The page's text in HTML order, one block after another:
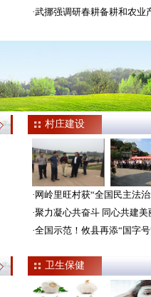
·武挪强调研春耕备耕和农业
村庄建设
· 网岭里旺村获“全国民主法
·聚力凝心共奋斗 同心共建美
·全国示范！攸县再添“国字号
卫生保健